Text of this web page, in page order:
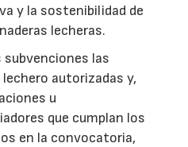
y la sostenibilidad de
lecheras.
las
autorizadas y,
u
que cumplan los
en la convocatoria,